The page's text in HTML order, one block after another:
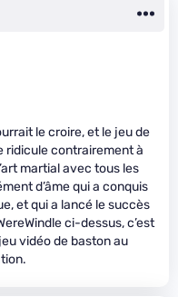
le croire, et le jeu de
ridicule contrairement à
martial avec tous les
d’âme qui a conquis
et qui a lancé le succès
ci-dessus, c’est
vidéo de baston au